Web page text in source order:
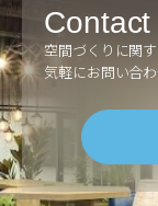
Contact
空間づくりに関
気軽にお問い合わ